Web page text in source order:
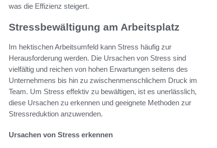
was die Effizienz steigert.
Stressbewältigung am Arbeitsplatz
Im hektischen Arbeitsumfeld kann Stress häufig zur
Herausforderung werden. Die Ursachen von Stress sind
vielfältig und reichen von hohen Erwartungen seitens des
Unternehmens bis hin zu zwischenmenschlichem Druck im
Team. Um Stress effektiv zu bewältigen, ist es unerlässlich,
diese Ursachen zu erkennen und geeignete Methoden zur
Stressreduktion anzuwenden.
Ursachen von Stress erkennen